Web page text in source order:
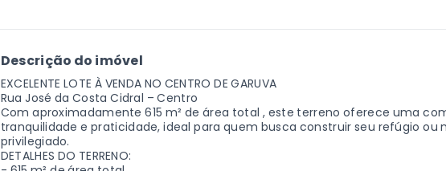
Descrição do imóvel
EXCELENTE LOTE À VENDA NO CENTRO DE GARUVA
Rua José da Costa Cidral – Centro
Com aproximadamente 615 m² de área total , este terreno oferece uma
tranquilidade e praticidade, ideal para quem busca construir seu refúgio
privilegiado.
DETALHES DO TERRENO: